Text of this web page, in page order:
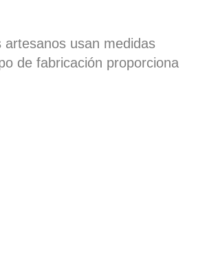
usan medidas
de fabricación proporciona